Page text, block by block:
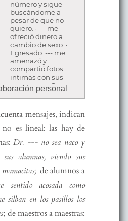
número y sigue
buscándome a
pesar de que no
quiero. · --- me
ofreció dinero a
cambio de sexo. ·
Egresado: --- me
amenazó y
compartió fotos
intimas con sus
amigos. · --- Creo
rumores sobre mi
persona hace
tiempo dijo que era
PUTA.
· El profesor ---
mantiene
relaciones con sus
--- acosa a las
alumnas. · Doctor --
- acosa a mi amiga
personalmente
diciéndole que no
había dormido esa
noche por ver sus
fotos. · El profe ---
personal
mensajes, indican
es lineal: las hay de
Dr. --- no sea naco y
alumnas, viendo sus
de alumnos a
sentido acosada como
silban en los pasillos los
; de maestros a maestras: